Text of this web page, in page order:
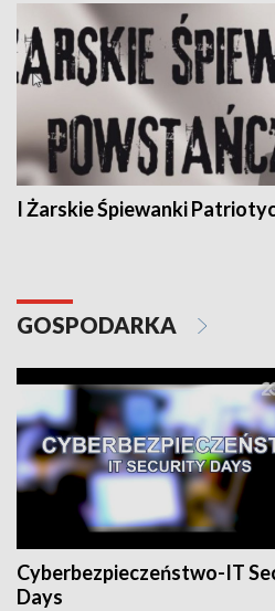
I Żarskie Śpiewanki
GOSPODARKA
Cyberbezpieczeństwo-IT
Days